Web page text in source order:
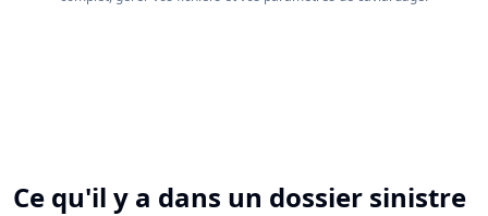
Ce qu'il y a dans un dossier sinistre